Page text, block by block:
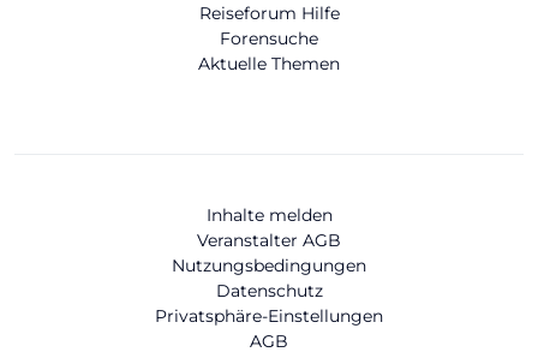
Reiseforum Hilfe
Forensuche
Aktuelle Themen
Inhalte melden
Veranstalter AGB
Nutzungsbedingungen
Datenschutz
Privatsphäre-Einstellungen
AGB